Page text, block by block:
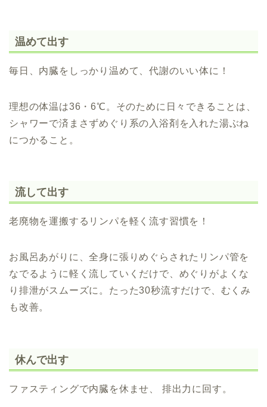
温めて出す
毎日、内臓をしっかり温めて、代謝のいい体に！
理想の体温は36・6℃。そのために日々できることは、
シャワーで済まさずめぐり系の入浴剤を入れた湯ぶね
につかること。
流して出す
老廃物を運搬するリンパを軽く流す習慣を！
お風呂あがりに、全身に張りめぐらされたリンパ管を
なでるように軽く流していくだけで、めぐりがよくな
り排泄がスムーズに。たった30秒流すだけで、むくみ
も改善。
休んで出す
ファスティングで内臓を休ませ、 排出力に回す。